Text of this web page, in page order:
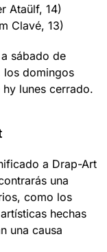
Ataülf, 14)
Clavé, 13)
sábado de
los domingos
lunes cerrado.
a Drap-Art
una
como los
hechas
una causa